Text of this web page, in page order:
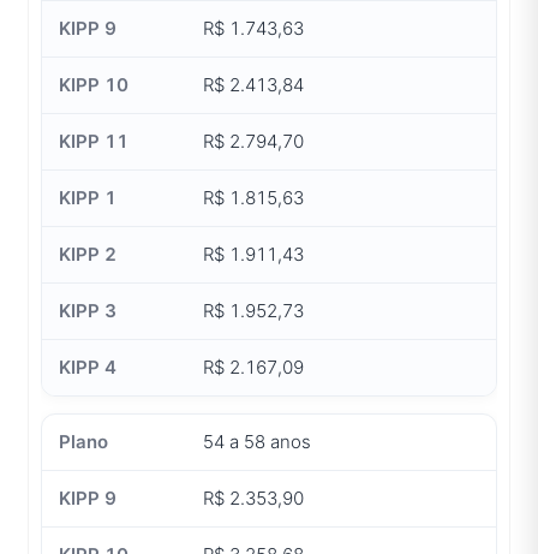
R$ 1.743,63
R$ 2.413,84
R$ 2.794,70
R$ 1.815,63
R$ 1.911,43
R$ 1.952,73
R$ 2.167,09
54 a 58 anos
R$ 2.353,90